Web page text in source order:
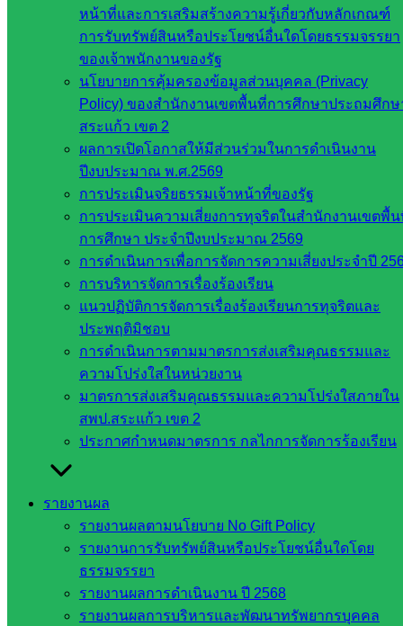
หน้าที่และการเสริมสร้างความรู้เกี่ยวกับหลักเกณฑ์
การรับทรัพย์สินหรือประโยชน์อื่นใดโดยธรรมจรรยา
ของเจ้าพนักงานของรัฐ
นโยบายการคุ้มครองข้อมูลส่วนบุคคล (Privacy
Policy) ของสำนักงานเขตพื้นที่การศึกษาประถมศึกษ
สระแก้ว เขต 2
ผลการเปิดโอกาสให้มีส่วนร่วมในการดำเนินงาน
ปีงบประมาณ พ.ศ.2569
การประเมินจริยธรรมเจ้าหน้าที่ของรัฐ
การประเมินความเสี่ยงการทุจริตในสำนักงานเขตพื้
การศึกษา ประจำปีงบประมาณ 2569
การดำเนินการเพื่อการจัดการความเสี่ยงประจำปี
การบริหารจัดการเรื่องร้องเรียน
แนวปฏิบัติการจัดการเรื่องร้องเรียนการทุจริตและ
ประพฤติมิชอบ
การดำเนินการตามมาตรการส่งเสริมคุณธรรมและ
ความโปร่งใสในหน่วยงาน
มาตรการส่งเสริมคุณธรรมและความโปร่งใสภายใน
สพป.สระแก้ว เขต 2
ประกาศกำหนดมาตรการ กลไกการจัดการร้องเรียน
รายงานผล
รายงานผลตามนโยบาย No Gift Policy
รายงานการรับทรัพย์สินหรือประโยชน์อื่นใดโดย
ธรรมจรรยา
รายงานผลการดำเนินงาน ปี 2568
รายงานผลการบริหารและพัฒนาทรัพยากรบุคคล
กระทรวง
ศึกษาธิการ
กระทรวง
อุดมศึกษา
สำนักงาน
เลขาธิการ
สภาการ
ศึกษา
สำนักงาน
คณะ
กรรมการ
การ
อาชีวศึกษา
สำนักงาน
กรรมการ
การศึกษา
ขั้นพื้น
มหาวิทยาลัย
ประเทศไทย
เว็บไซต์
สำนักต่าง
ๆ ใน